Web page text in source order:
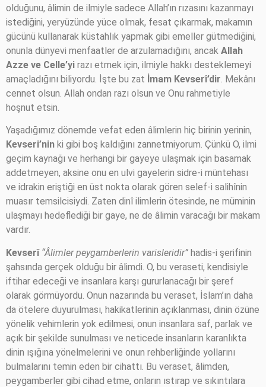
olduğunu, âlimin de ilmiyle sadece Allah’ın rızasını kazanmayı
istediğini, yeryüzünde yüce olmak, fesat çıkarmak, makamın
gücünü kullanarak küstahlık yapmak gibi emeller gütmediğini,
onunla dünyevi menfaatler de arzulamadığını, ancak Allah
Azze ve Celle’yi razı etmek için, ilmiyle hakkı desteklemeyi
amaçladığını biliyordu. İşte bu zat İmam Kevserî’dir. Mekânı
cennet olsun. Allah ondan razı olsun ve Onu rahmetiyle
hoşnut etsin.
Yaşadığımız dönemde vefat eden âlimlerin hiç birinin yerinin,
Kevseri’nin ki gibi boş kaldığını zannetmiyorum. Çünkü O, ilmi
geçim kaynağı ve herhangi bir gayeye ulaşmak için basamak
addetmeyen, aksine onu en ulvi gayelerin sidre-i müntehası
ve idrakin eriştiği en üst nokta olarak gören selef-i salihînin
muasır temsilcisiydi. Zaten dinî ilimlerin ötesinde, ne müminin
ulaşmayı hedeflediği bir gaye, ne de âlimin varacağı bir makam
vardır.
Kevserî “Âlimler peygamberlerin varisleridir” hadis-i şerifinin
şahsında gerçek olduğu bir âlimdi. O, bu veraseti, kendisiyle
iftihar edeceği ve insanlara karşı gururlanacağı bir şeref
olarak görmüyordu. Onun nazarında bu veraset, İslam’ın daha
da ötelere duyurulması, hakikatlerinin açıklanması, dinin özüne
yönelik vehimlerin yok edilmesi, onun insanlara saf, parlak ve
açık bir şekilde sunulması ve neticede insanların karanlıkta
dinin ışığına yönelmelerini ve onun rehberliğinde yollarını
bulmalarını temin eden bir cihattı. Bu veraset, âlimden,
peygamberler gibi cihad etme, onların ıstırap ve sıkıntılara